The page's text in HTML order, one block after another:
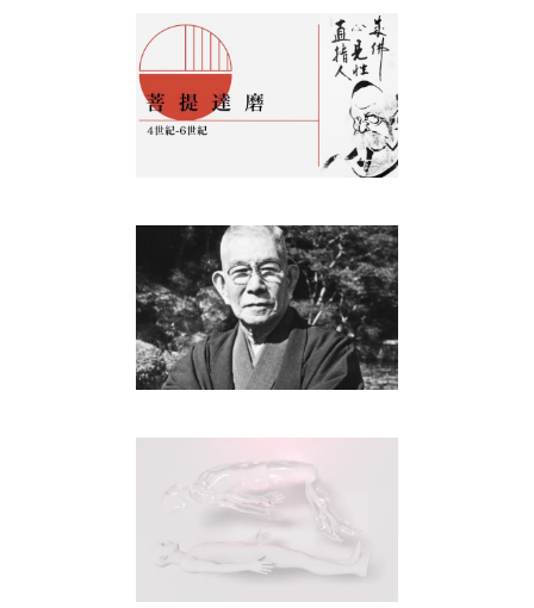
中村天風
People
ロバート・Ａ・モンロー
People